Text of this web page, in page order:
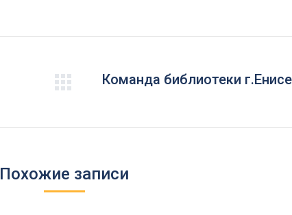
Следующая
Команда библиотеки
Похожие записи